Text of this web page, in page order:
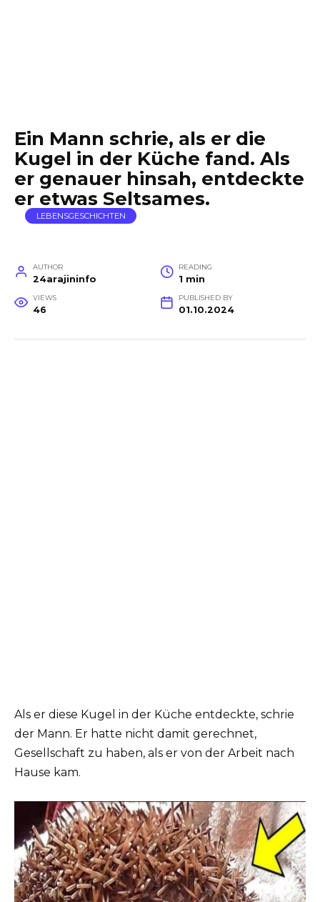
Ein Mann schrie, als er die
Kugel in der Küche fand. Als
er genauer hinsah, entdeckte
er etwas Seltsames.
LEBENSGESCHICHTEN
AUTHOR
24arajininfo
READING
1 min
VIEWS
46
PUBLISHED BY
01.10.2024
Als er diese Kugel in der Küche entdeckte, schrie
der Mann. Er hatte nicht damit gerechnet,
Gesellschaft zu haben, als er von der Arbeit nach
Hause kam.